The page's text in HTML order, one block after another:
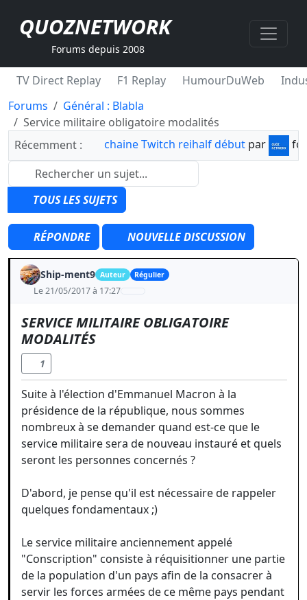
QUOZNETWORK
Forums depuis 2008
TV Direct Replay F1 Replay HumourDuWeb
Forums
Général : Blabla
Service militaire obligatoire modalités
Récemment :
chaine Twitch reihalf début par
TOUS LES SUJETS
RÉPONDRE NOUVELLE DISCUSSION
Ship-ment9 Auteur Régulier
Le 21/05/2017 à 17:27
SERVICE MILITAIRE OBLIGATOIRE
MODALITÉS
1
Suite à l'élection d'Emmanuel Macron à la
présidence de la république, nous sommes
nombreux à se demander quand est-ce que le
service militaire sera de nouveau instauré et quels
seront les personnes concernés ?
D'abord, je pense qu'il est nécessaire de rappeler
quelques fondamentaux ;)
Le service militaire anciennement appelé
"Conscription" consiste à réquisitionner une partie
de la population d'un pays afin de la consacrer à
servir les forces armées de ce même pays pendant